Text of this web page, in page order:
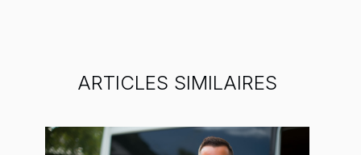
ARTICLES SIMILAIRES